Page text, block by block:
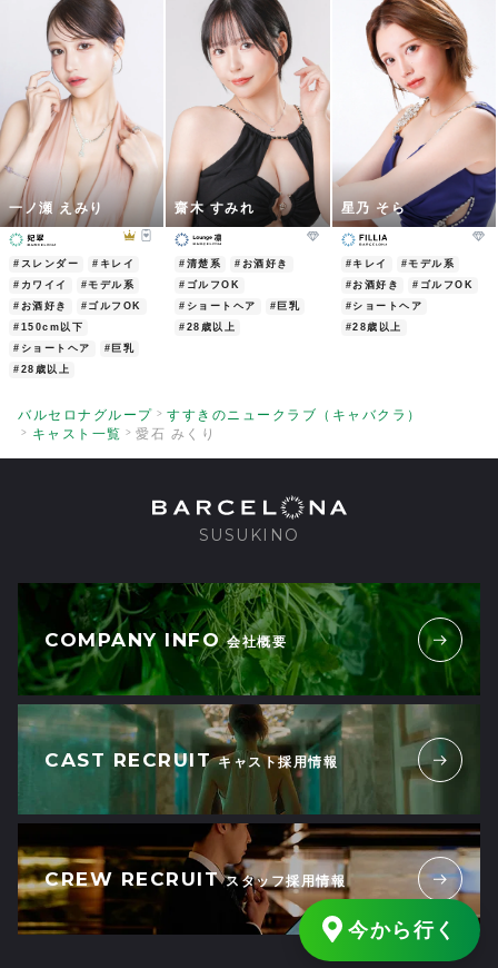
今から行く
2024/09/27| ID:76HcTKzAhq
愛嬌満点！女子力満点！接客満点！
食欲も満点！
なにより健気なところに惹かれます!!
そんなみくりちゃんに
推し満点
3
| ID:gEHWCM8rcJ
何に対しても一生懸命で努力家なみくりち
ゃん。
細かな気遣いも素晴らしいそれでいて、と
にかく可愛くて性格も良い。とても素敵な
女性です。これからも応援しています。
3
2024/09/12| ID:LxoG4GgLDo
ものすごくかわいいです。好きです。
いつも明るく、気遣いばっちりのみくりち
あと、がんばりやさんでストイックです。
2024/09/09| ID:rUYHCk0mbg
何度会っても必ずまた会いたくなる魅力あ
ふれる女性です。
普段の生活で素敵な女性に会える機会がな
かなかないが
桃李に行けば会えるのでニュークラブ嬢に
なってくれてありがたく思う。
数あるキャストの女の子の中から偶然出会
えたことに感謝
お金払ってでも会いに行く価値はある女性
です！
3
宣材写真やSNSにあげている写真よりも断
然、実物の方が可愛いです。直接会うのが
3
一ノ瀬 えみり
#スレンダー
#キレイ
#カワイイ
#モデル系
#お酒好き
#ゴルフOK
#150cm以下
#ショートヘア
#巨乳
#28歳以上
齋木 すみれ
#清楚系
#お酒好き
#ゴルフOK
#ショートヘア
#巨乳
#28歳以上
星乃 そら
#キレイ
#モデル系
#お酒好き
#ゴルフOK
#ショートヘア
#28歳以上
バルセロナグループ
すすきのニュークラブ（キャバクラ）
キャスト一覧
愛石 みくり
SUSUKINO
COMPANY INFO 会社概要
CAST RECRUIT キャスト採用情報
CREW RECRUIT スタッフ採用情報